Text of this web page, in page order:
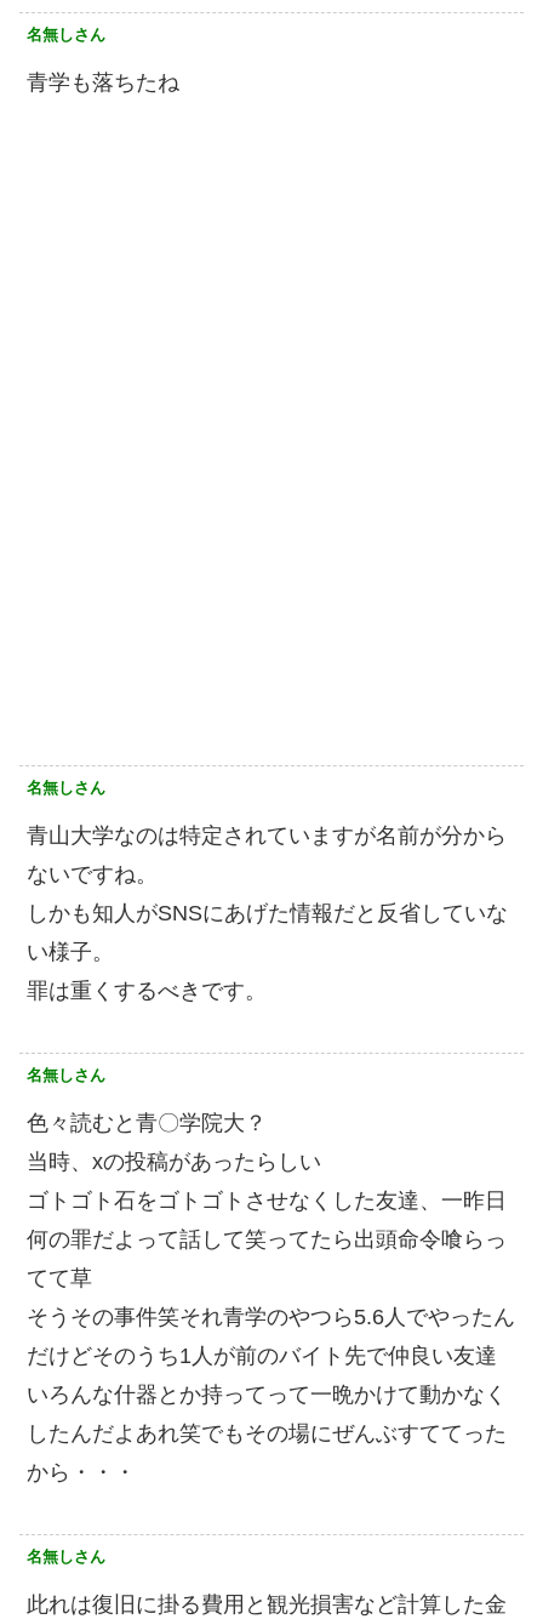
名無しさん
青学も落ちたね
名無しさん
青山大学なのは特定されていますが名前が分から
ないですね。
しかも知人がSNSにあげた情報だと反省していな
い様子。
罪は重くするべきです。
名無しさん
色々読むと青〇学院大？
当時、xの投稿があったらしい
ゴトゴト石をゴトゴトさせなくした友達、一昨日
何の罪だよって話して笑ってたら出頭命令喰らっ
てて草
そうその事件笑それ青学のやつら5.6人でやったん
だけどそのうち1人が前のバイト先で仲良い友達
いろんな什器とか持ってって一晩かけて動かなく
したんだよあれ笑でもその場にぜんぶすててった
から・・・
名無しさん
此れは復旧に掛る費用と観光損害など計算した金